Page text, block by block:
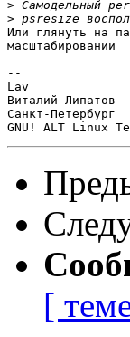
>
>
Или глянуть на
масштабировании
--
Lav
Виталий Липатов
Санкт-Петербург
GNU! ALT Linux
[